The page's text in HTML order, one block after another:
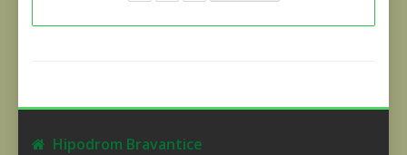
Hipodrom Bravantice